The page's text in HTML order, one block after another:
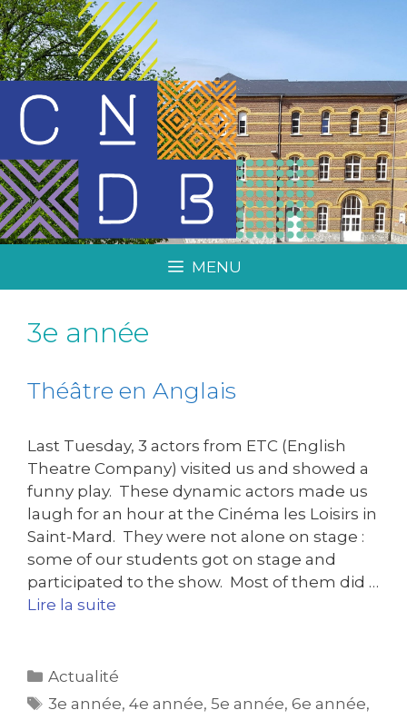
MENU
3e année
Théâtre en Anglais
Last Tuesday, 3 actors from ETC (English
Theatre Company) visited us and showed a
funny play. These dynamic actors made us
laugh for an hour at the Cinéma les Loisirs in
Saint-Mard. They were not alone on stage :
some of our students got on stage and
participated to the show. Most of them did …
Lire la suite
Actualité
3e année,4e année,5e année,6e année,